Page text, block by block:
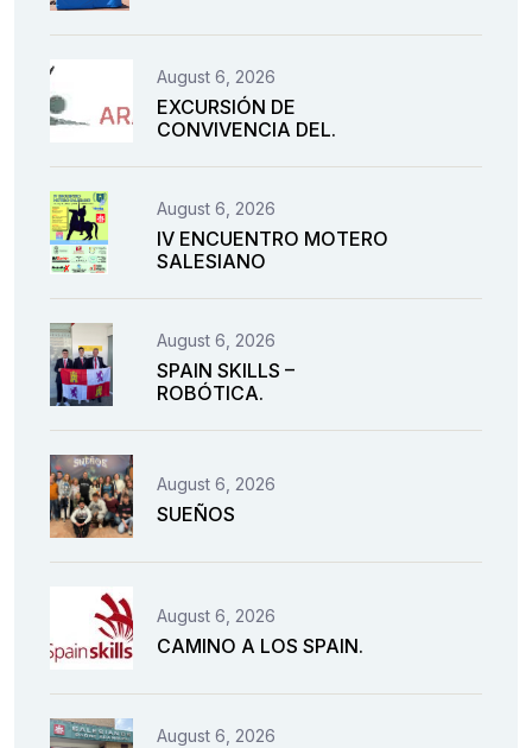
August 6, 2026
EXCURSIÓN DE
CONVIVENCIA DEL.
August 6, 2026
IV ENCUENTRO MOTERO
SALESIANO
August 6, 2026
SPAIN SKILLS –
ROBÓTICA.
August 6, 2026
SUEÑOS
August 6, 2026
CAMINO A LOS SPAIN.
August 6, 2026